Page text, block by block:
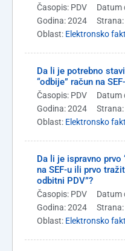
Časopis: PDV Datum
Godina: 2024
Strana:
Oblast: Elektronsko
Da li je potrebno
“odbije” račun na
Časopis: PDV Datum
Godina: 2024
Strana:
Oblast: Elektronsko
Da li je ispravno prvo
na SEF-u ili prvo
odbitni PDV”?
Časopis: PDV Datum
Godina: 2024
Strana:
Oblast: Elektronsko